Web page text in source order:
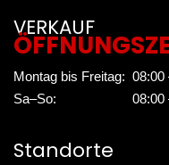
VERKAUF
Montag bis Freitag: 08:00
Sa–So:
08:00
Standorte